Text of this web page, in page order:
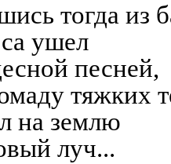
тогда из
ушел
песней,
тяжких
на землю
луч...